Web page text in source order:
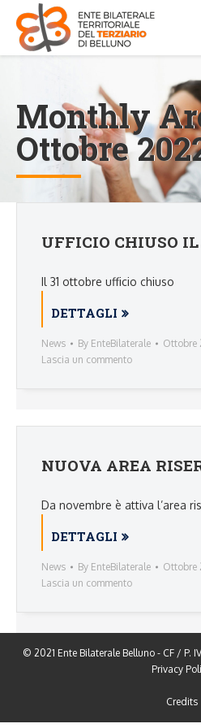
Monthly
Ottobre
UFFICIO CHIUSO IL
Il 31 ottobre ufficio chiuso
DETTAGLI
News By EnteBilaterale
Ottobre
Lascia un commento
NUOVA AREA
Da novembre è attiva l’area
DETTAGLI
News By EnteBilaterale
Ottobre
Lascia un commento
© 2021 Ente Bilaterale Belluno - CF / P.
Privacy
Credits